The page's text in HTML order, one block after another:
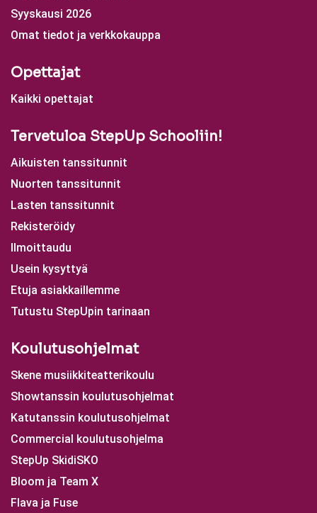
Syyskausi 2026
Omat tiedot ja verkkokauppa
Opettajat
Kaikki opettajat
Tervetuloa StepUp Schooliin!
Aikuisten tanssitunnit
Nuorten tanssitunnit
Lasten tanssitunnit
Rekisteröidy
Ilmoittaudu
Usein kysyttyä
Etuja asiakkaillemme
Tutustu StepUpin tarinaan
Koulutusohjelmat
Skene musiikkiteatterikoulu
Showtanssin koulutusohjelmat
Katutanssin koulutusohjelmat
Commercial koulutusohjelma
StepUp SkidiSKO
Bloom ja Team X
Flava ja Fuse